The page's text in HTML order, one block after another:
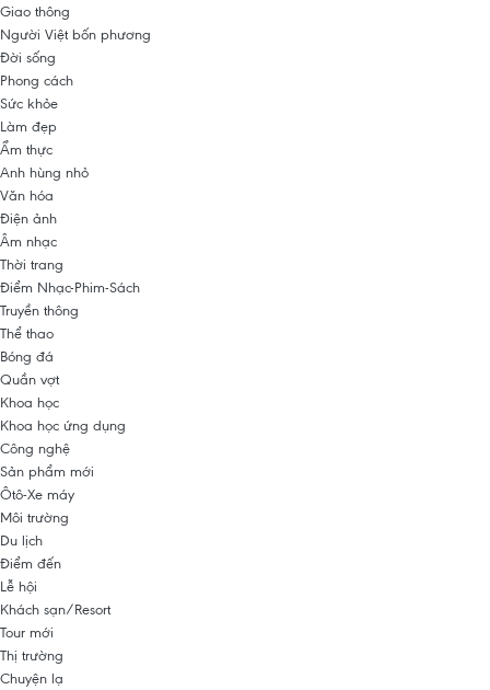
Giao thông
Người Việt bốn phương
Đời sống
Phong cách
Sức khỏe
Làm đẹp
Ẩm thực
Anh hùng nhỏ
Văn hóa
Điện ảnh
Âm nhạc
Thời trang
Điểm Nhạc-Phim-Sách
Truyền thông
Thể thao
Bóng đá
Quần vợt
Khoa học
Khoa học ứng dụng
Công nghệ
Sản phẩm mới
Ôtô-Xe máy
Môi trường
Du lịch
Điểm đến
Lễ hội
Khách sạn/Resort
Tour mới
Thị trường
Chuyện lạ